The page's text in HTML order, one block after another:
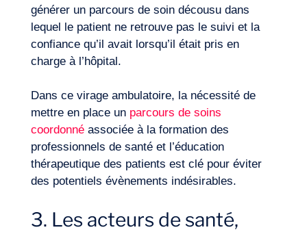
Nous contacter
FR
générer un parcours de soin décousu dans
lequel le patient ne retrouve pas le suivi et la
confiance qu’il avait lorsqu’il était pris en
charge à l’hôpital.
Dans ce virage ambulatoire, la nécessité de
mettre en place un parcours de soins
coordonnéassociée à la formation des
professionnels de santé et l’éducation
thérapeutique des patients est clé pour éviter
des potentiels évènements indésirables.
3. Les acteurs de santé,